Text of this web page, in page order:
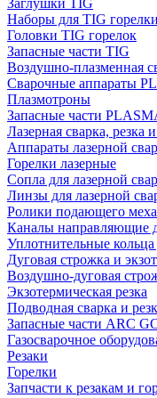
Заглушки TIG
Наборы для TIG горелки
Головки TIG горелок
Запасные части TIG
Воздушно-плазменная
Сварочные аппараты
Плазмотроны
Запасные части
Лазерная сварка, резка
Аппараты лазерной
Горелки лазерные
Сопла для лазерной
Линзы для лазерной
Ролики подающего
Каналы направляющие
Уплотнительные кольца
Дуговая строжка и
Воздушно-дуговая
Экзотермическая резка
Подводная сварка и
Запасные части ARC
Газосварочное
Резаки
Горелки
Запчасти к резакам и